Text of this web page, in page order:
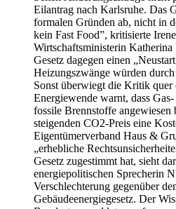
Eilantrag nach Karlsruhe. Das
formalen Gründen ab, nicht in
kein Fast Food”, kritisierte
Wirtschaftsministerin
Gesetz dagegen einen
Heizungszwänge würden
Sonst überwiegt die Kritik
Energiewende warnt, dass
fossile Brennstoffe angewiesen
steigenden CO2-Preis eine
Eigentümerverband Haus &
„erhebliche
Gesetz zugestimmt hat, sieht
energiepolitischen Sprecherin
Verschlechterung gegenüber
Gebäudeenergiegesetz. Der